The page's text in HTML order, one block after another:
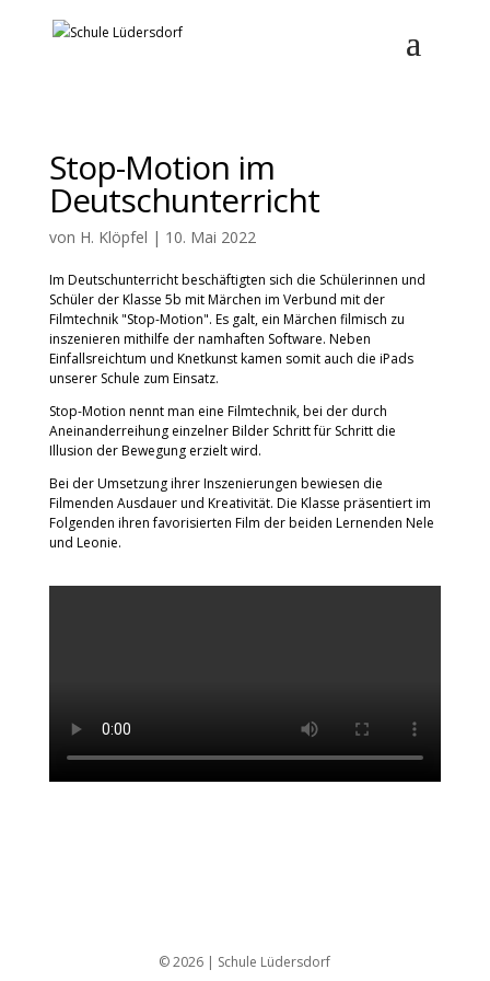
Stop-Motion im
Deutschunterricht
von H. Klöpfel | 10. Mai 2022
Im Deutschunterricht beschäftigten sich die Schülerinnen und
Schüler der Klasse 5b mit Märchen im Verbund mit der
Filmtechnik "Stop-Motion". Es galt, ein Märchen filmisch zu
inszenieren mithilfe der namhaften Software. Neben
Einfallsreichtum und Knetkunst kamen somit auch die iPads
unserer Schule zum Einsatz.
Stop-Motion nennt man eine Filmtechnik, bei der durch
Aneinanderreihung einzelner Bilder Schritt für Schritt die
Illusion der Bewegung erzielt wird.
Bei der Umsetzung ihrer Inszenierungen bewiesen die
Filmenden Ausdauer und Kreativität. Die Klasse präsentiert im
Folgenden ihren favorisierten Film der beiden Lernenden Nele
und Leonie.
© 2026 | Schule Lüdersdorf